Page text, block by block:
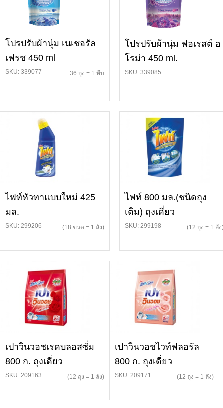
โปรปรับผ้านุ่ม เนเชอรัล
เฟรช 450 ml
SKU: 339077 36 ถุง = 1 หีบ
โปรปรับผ้านุ่ม ฟอเรสต์ อ
โรม่า 450 ml.
SKU: 339085
ไฟท์หัวทาแบบใหม่ 425
มล.
SKU: 299206 (18 ขวด = 1 ลัง)
ไฟท์ 800 มล.(ชนิดถุง
เติม) ถุงเดี่ยว
SKU: 299198 (12 ถุง = 1 ลัง)
เปาวินวอชเรดบลอสซั่ม
800 ก. ถุงเดี่ยว
SKU: 209163 (12 ถุง = 1 ลัง)
เปาวินวอชไวท์ฟลอรัล
800 ก. ถุงเดี่ยว
SKU: 209171 (12 ถุง = 1 ลัง)